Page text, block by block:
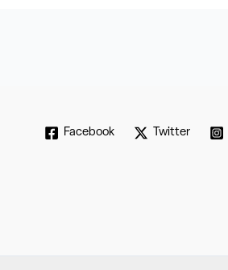
Facebook Twitter